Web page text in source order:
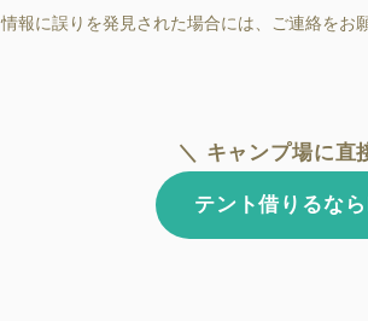
情報に誤りを発見された場合には、ご連絡をお
＼ キャンプ場に直
テント借りるな